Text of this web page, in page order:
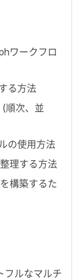
ワークフロ
る方法
順次、並
の使用方法
理する方法
構築するた
フルなマルチ